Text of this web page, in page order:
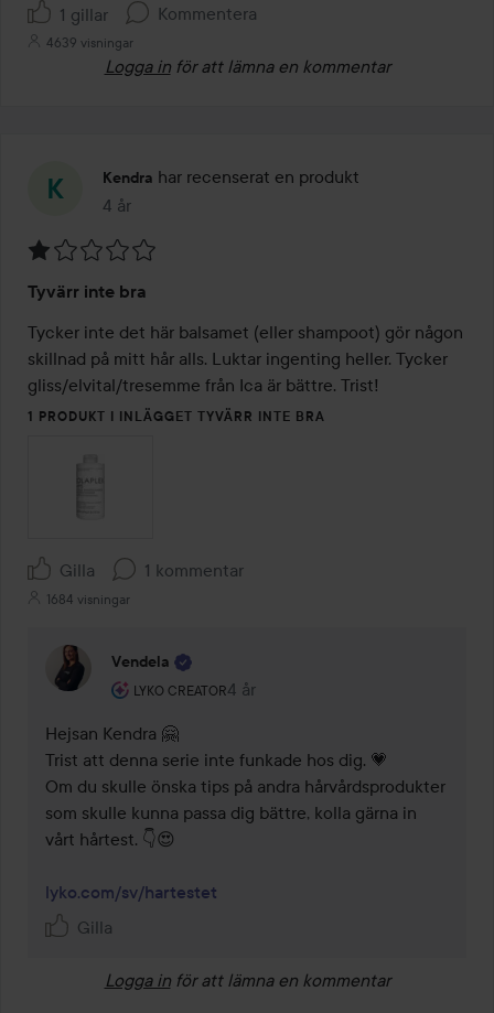
1 gillar Kommentera
4639 visningar
Logga in för att lämna en kommentar
Kendra har recenserat en produkt
4 år
Inlägget skapades 4 år
1
av
5
Tyvärr inte bra
Tycker inte det här balsamet (eller shampoot) gör någon
skillnad på mitt hår alls. Luktar ingenting heller. Tycker
gliss/elvital/tresemme från Ica är bättre. Trist!
1 PRODUKT I INLÄGGET TYVÄRR INTE BRA
Gilla 1 kommentar
1684 visningar
Vendela
LYKO CREATOR
Användarens roll: Lyko Creator.
4 år
Kommentaren lades 4 år
Hejsan Kendra 🤗
Trist att denna serie inte funkade hos dig. 💗
Om du skulle önska tips på andra hårvårdsprodukter
som skulle kunna passa dig bättre, kolla gärna in
vårt hårtest. 👇😍
lyko.com/sv/hartestet
Gilla
Logga in för att lämna en kommentar